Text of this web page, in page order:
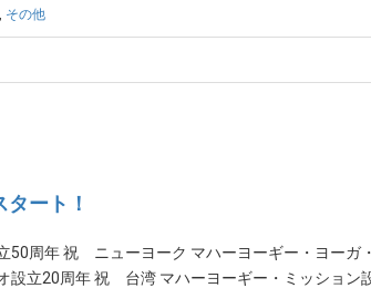
, その他
ート！
50周年 祝 ニューヨーク マハーヨーギー・ヨーガ
設立20周年 祝 台湾 マハーヨーギー・ミッショ